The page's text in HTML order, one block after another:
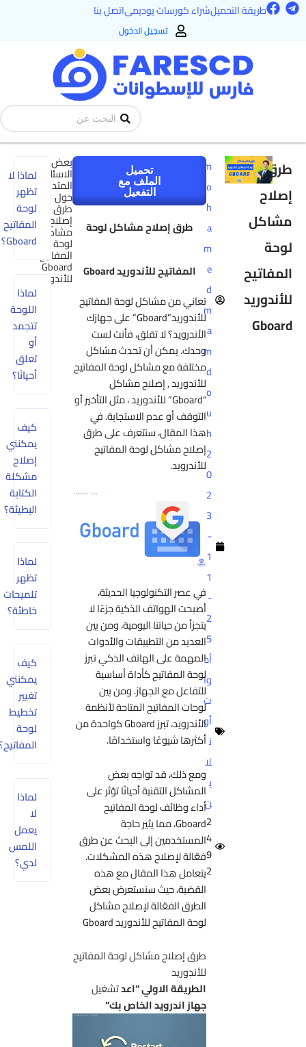
طريقة التحميلشراء كورسات يوديمىاتصل بنا T
e
F
a تسجيل الدخول
Search
طرق
إصلاح
مشاكل
لوحة
المفاتيح
للأندوريد
Gboard
m
m
m
m
1
أد
وا
ت
أو
لا
ن
9
تحميل
الملف مع
التفعيل
طرق إصلاح مشاكل لوحة
المفاتيح للأندوريد Gboard
تعاني من مشاكل لوحة المفاتيح
للأندوريد”Gboard” على جهازك
الأندرويد؟ لا تقلق، فأنت لست
وحدك. يمكن أن تحدث مشاكل
مختلفة مع مشاكل لوحة المفاتيح
للأندوريد , إصلاح مشاكل
“Gboard” للأندوريد ، مثل التأخير أو
التوقف أو عدم الاستجابة. في
هذا المقال، سنتعرف على طرق
إصلاح مشاكل لوحة المفاتيح
للأندرويد.
في عصر التكنولوجيا الحديثة،
أصبحت الهواتف الذكية جزءًا لا
يتجزأ من حياتنا اليومية، ومن بين
العديد من التطبيقات والأدوات
المهمة على الهاتف الذكي تبرز
لوحة المفاتيح كأداة أساسية
للتفاعل مع الجهاز. ومن بين
لوحات المفاتيح المتاحة لأنظمة
الأندرويد، تبرز Gboard كواحدة من
أكثرها شيوعًا واستخدامًا.
ومع ذلك، قد تواجه بعض
المشاكل التقنية أحيانًا تؤثر على
أداء وظائف لوحة المفاتيح
Gboard، مما يثير حاجة
المستخدمين إلى البحث عن طرق
فعّالة لإصلاح هذه المشكلات.
يتعامل هذا المقال مع هذه
القضية، حيث سنستعرض بعض
الطرق الفعّالة لإصلاح مشاكل
لوحة المفاتيح للأندوريد Gboard
طرق إصلاح مشاكل لوحة المفاتيح
للأندوريد
الطريقة الاولي “اعدتشغيل
جهاز اندرويد الخاص بك”
بعض
الاسئلة
المتداولة
حول
طرق
إصلاح
مشاكل
لوحة
المفاتيح
Gboard
للأندوريد
لماذا لا
تظهر
لوحة
المفاتيح
Gboard؟
لماذا
اللوحة
تتجمد
أو
تعلق
أحيانًا؟
كيف
يمكنني
إصلاح
مشكلة
الكتابة
البطيئة؟
لماذا
تظهر
تلميحات
خاطئة؟
كيف
يمكنني
تغيير
تخطيط
لوحة
المفاتيح؟
لماذا
يعمل
اللمس
لدي؟